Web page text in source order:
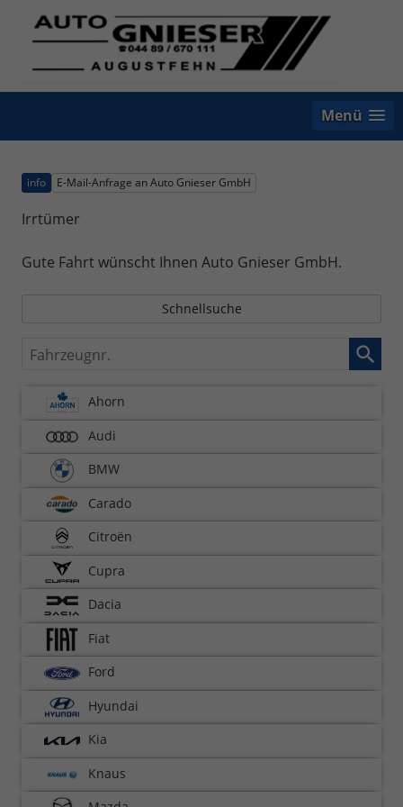
Menü
info E-Mail-Anfrage an Auto Gnieser GmbH
Irrtümer
Gute Fahrt wünscht Ihnen Auto Gnieser GmbH.
Schnellsuche
Fahrzeugnr.
Ahorn
Audi
BMW
Carado
Citroën
Cupra
Dacia
Fiat
Ford
Hyundai
Kia
Knaus